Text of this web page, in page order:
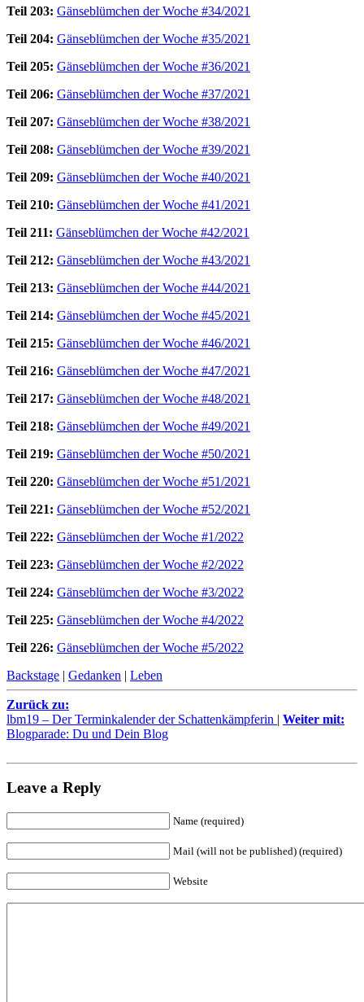
Teil 203: Gänseblümchen der Woche #34/2021
Teil 204: Gänseblümchen der Woche #35/2021
Teil 205: Gänseblümchen der Woche #36/2021
Teil 206: Gänseblümchen der Woche #37/2021
Teil 207: Gänseblümchen der Woche #38/2021
Teil 208: Gänseblümchen der Woche #39/2021
Teil 209: Gänseblümchen der Woche #40/2021
Teil 210: Gänseblümchen der Woche #41/2021
Teil 211: Gänseblümchen der Woche #42/2021
Teil 212: Gänseblümchen der Woche #43/2021
Teil 213: Gänseblümchen der Woche #44/2021
Teil 214: Gänseblümchen der Woche #45/2021
Teil 215: Gänseblümchen der Woche #46/2021
Teil 216: Gänseblümchen der Woche #47/2021
Teil 217: Gänseblümchen der Woche #48/2021
Teil 218: Gänseblümchen der Woche #49/2021
Teil 219: Gänseblümchen der Woche #50/2021
Teil 220: Gänseblümchen der Woche #51/2021
Teil 221: Gänseblümchen der Woche #52/2021
Teil 222: Gänseblümchen der Woche #1/2022
Teil 223: Gänseblümchen der Woche #2/2022
Teil 224: Gänseblümchen der Woche #3/2022
Teil 225: Gänseblümchen der Woche #4/2022
Teil 226: Gänseblümchen der Woche #5/2022
Backstage | Gedanken | Leben
Zurück zu:
lbm19 – Der Terminkalender der Schattenkämpferin | Weiter mit:
Blogparade: Du und Dein Blog
Leave a Reply
Name (required)
Mail (will not be published) (required)
Website